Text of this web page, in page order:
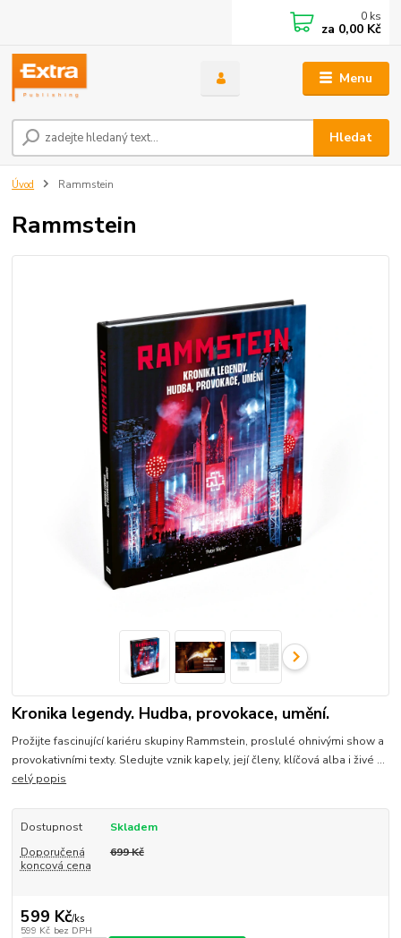
Menu
Hledat
0 ks
za 0,00 Kč
Úvod Rammstein
Rammstein
Kronika legendy. Hudba, provokace, umění.
Prožijte fascinující kariéru skupiny Rammstein, proslulé ohnivými show a
provokativními texty. Sledujte vznik kapely, její členy, klíčová alba i živé ...
celý popis
Dostupnost
Skladem
Doporučená
koncová cena
699 Kč
599 Kč/ks
599 Kč bez DPH